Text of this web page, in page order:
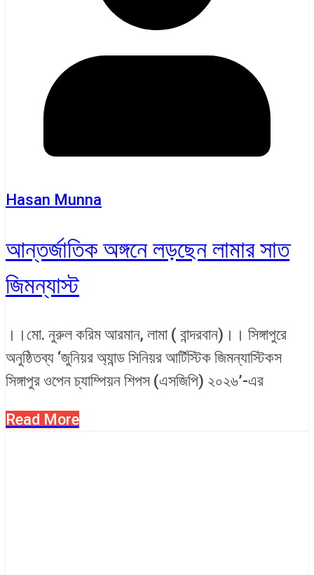
Hasan Munna
আন্তর্জাতিক অঙ্গনে লড়ছেন লামার সাত
জিমন্যাস্ট
।।মো. নুরুল করিম আরমান, লামা ( বান্দরবান)।। সিঙ্গাপুরে
অনুষ্ঠিতব্য ‘জুনিয়র অ্যান্ড সিনিয়র আর্টিস্টিক জিমন্যাস্টিকস
সিঙ্গাপুর ওপেন চ্যাম্পিয়ন শিপস (এসজিপি) ২০২৬’-এর
Read More